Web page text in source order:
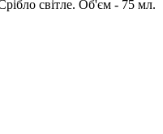
світле. Об'єм - 75 мл.